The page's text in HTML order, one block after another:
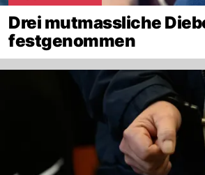
Drei mutmassliche
festgenommen